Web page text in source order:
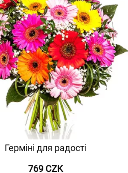
Герміні для радості
769 CZK